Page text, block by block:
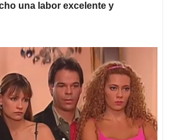
una labor excelente y